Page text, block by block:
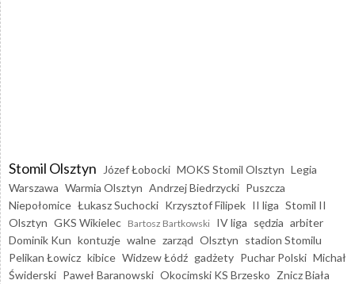
Stomil Olsztyn Józef Łobocki MOKS Stomil Olsztyn Legia
Warszawa Warmia Olsztyn Andrzej Biedrzycki Puszcza
Niepołomice Łukasz Suchocki Krzysztof Filipek II liga Stomil II
Olsztyn GKS Wikielec Bartosz Bartkowski IV liga sędzia arbiter
Dominik Kun kontuzje walne zarząd Olsztyn stadion Stomilu
Pelikan Łowicz kibice Widzew Łódź gadżety Puchar Polski Michał
Świderski Paweł Baranowski Okocimski KS Brzesko Znicz Biała